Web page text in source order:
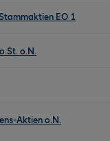
EO 1
o.N.
Aktien o.N.